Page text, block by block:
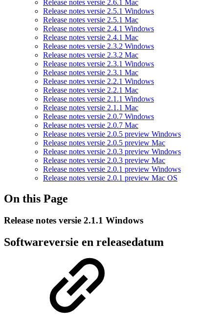
Release notes versie 2.6.1 Mac
Release notes versie 2.5.1 Windows
Release notes versie 2.5.1 Mac
Release notes versie 2.4.1 Windows
Release notes versie 2.4.1 Mac
Release notes versie 2.3.2 Windows
Release notes versie 2.3.2 Mac
Release notes versie 2.3.1 Windows
Release notes versie 2.3.1 Mac
Release notes versie 2.2.1 Windows
Release notes versie 2.2.1 Mac
Release notes versie 2.1.1 Windows
Release notes versie 2.1.1 Mac
Release notes versie 2.0.7 Windows
Release notes versie 2.0.7 Mac
Release notes versie 2.0.5 preview Windows
Release notes versie 2.0.5 preview Mac
Release notes versie 2.0.3 preview Windows
Release notes versie 2.0.3 preview Mac
Release notes versie 2.0.1 preview Windows
Release notes versie 2.0.1 preview Mac OS
On this Page
Release notes versie 2.1.1 Windows
Softwareversie en releasedatum